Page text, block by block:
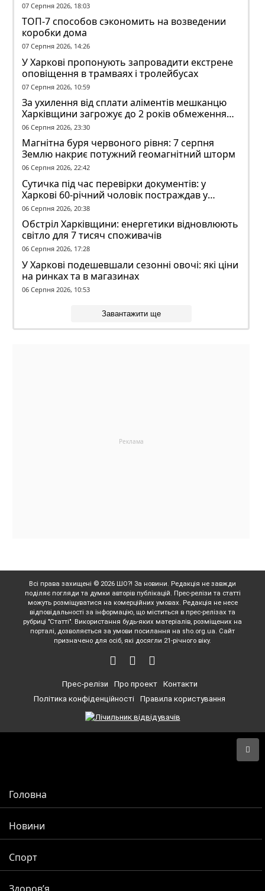
07 Серпня 2026, 18:03
ТОП-7 способов сэкономить на возведении
коробки дома
07 Серпня 2026, 14:26
У Харкові пропонують запровадити екстрене
оповіщення в трамваях і тролейбусах
07 Серпня 2026, 10:59
За ухилення від сплати аліментів мешканцю
Харківщини загрожує до 2 років обмеження
волі
06 Серпня 2026, 23:30
Магнітна буря червоного рівня: 7 серпня
Землю накриє потужний геомагнітний шторм
06 Серпня 2026, 22:42
Сутичка під час перевірки документів: у
Харкові 60-річний чоловік постраждав у
конфлікті з ТЦК
06 Серпня 2026, 20:38
Обстріл Харківщини: енергетики відновлюють
світло для 7 тисяч споживачів
06 Серпня 2026, 17:28
У Харкові подешевшали сезонні овочі: які ціни
на ринках та в магазинах
06 Серпня 2026, 10:53
Завантажити ще
Всі права захищені © 2026 ШО?! За новини. Редакція не завжди
поділяє погляди та думки авторів публікацій. Прес-релізи та статті
можуть розміщуватися на комерційних умовах. Редакція не несе
відповідальності за інформацію, що міститься в прес-релізах та
рубриці "Статті". Використання будь-яких матеріалів, розміщених на
порталі, дозволяється за умови посилання на sho.org.ua. Сайт
призначено для осіб, які досягли 21-річного віку.
Прес-релізи Про проект
Контакти
Політика конфіденційності
Правила користування
Головна
Новини
Спорт